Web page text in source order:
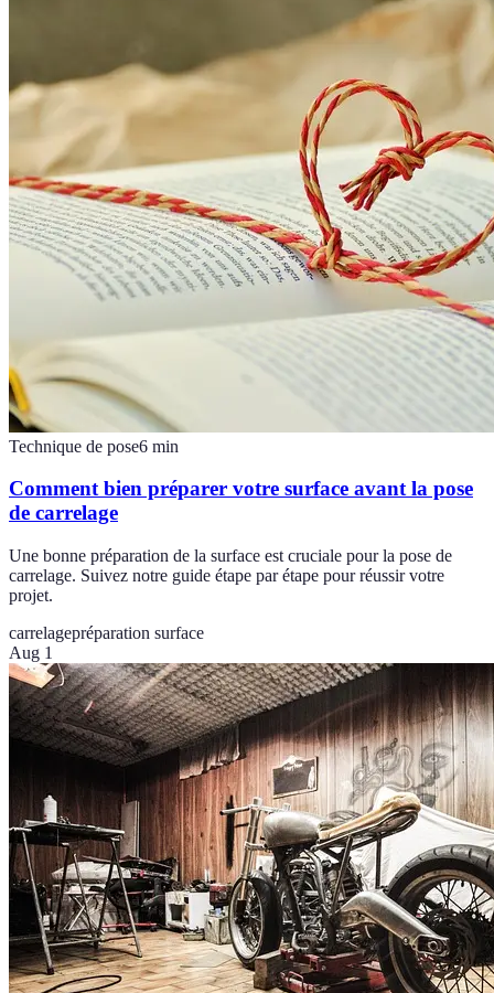
Technique de pose6 min
Comment bien préparer votre surface avant la pose
de carrelage
Une bonne préparation de la surface est cruciale pour la pose de
carrelage. Suivez notre guide étape par étape pour réussir votre
projet.
carrelagepréparation surface
Aug 1